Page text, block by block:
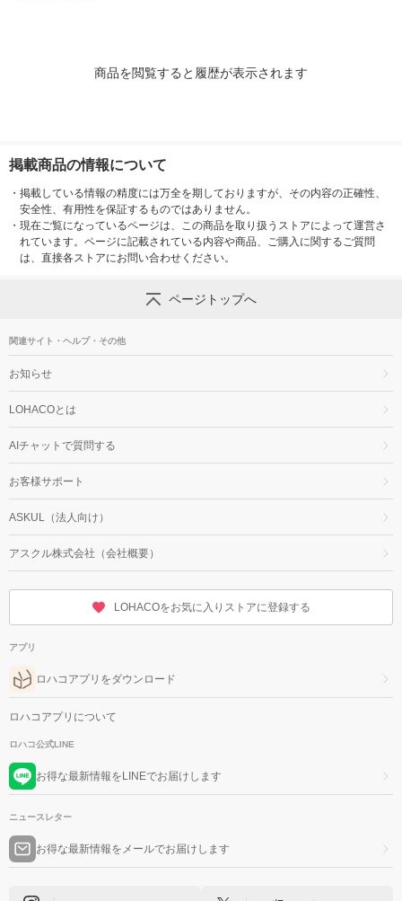
商品を閲覧すると履歴が表示されます
掲載商品の情報について
・ 掲載している情報の精度には万全を期しておりますが、その内容の正確性、
安全性、有用性を保証するものではありません。
・ 現在ご覧になっているページは、この商品を取り扱うストアによって運営さ
れています。ページに記載されている内容や商品、ご購入に関するご質問
は、直接各ストアにお問い合わせください。
ページトップへ
関連サイト・ヘルプ・その他
お知らせ
LOHACOとは
AIチャットで質問する
お客様サポート
ASKUL（法人向け）
アスクル株式会社（会社概要）
LOHACOをお気に入りストアに登録する
アプリ
ロハコアプリをダウンロード
ロハコアプリについて
ロハコ公式LINE
お得な最新情報をLINEでお届けします
ニュースレター
お得な最新情報をメールでお届けします